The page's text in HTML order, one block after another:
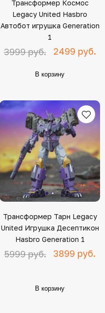
Трансформер Космос
Legacy United Hasbro
Автобот игрушка Generation
1
3999 руб. 2499 руб.
В корзину
Трансформер Тарн Legacy
United Игрушка Десептикон
Hasbro Generation 1
5999 руб. 3899 руб.
В корзину